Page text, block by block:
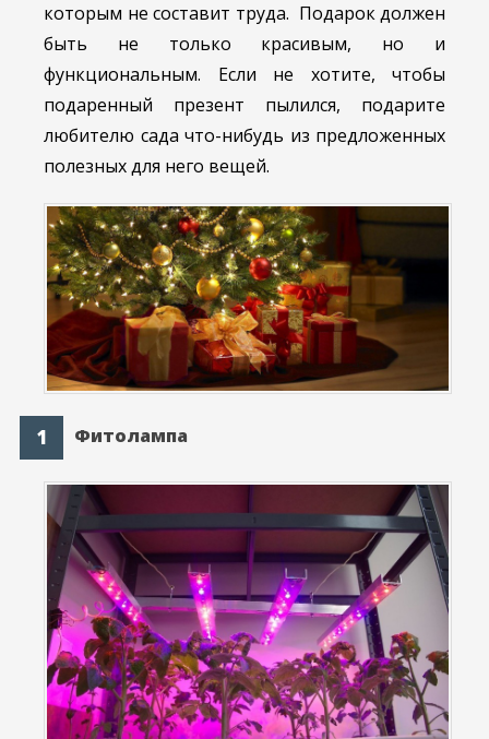
которым не составит труда. Подарок должен
быть не только красивым, но и
функциональным. Если не хотите, чтобы
подаренный презент пылился, подарите
любителю сада что-нибудь из предложенных
полезных для него вещей.
Фитолампа